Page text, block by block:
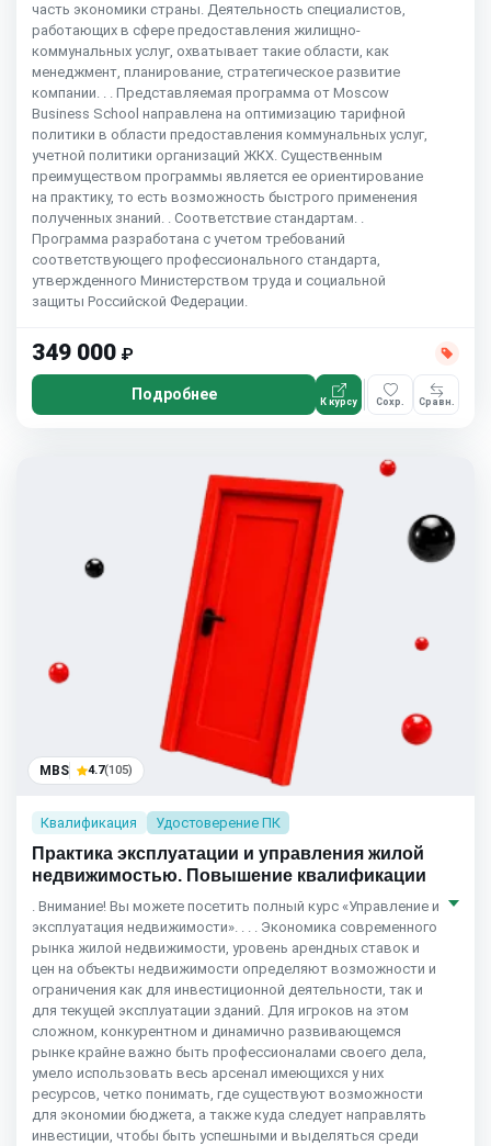
часть экономики страны. Деятельность специалистов,
работающих в сфере предоставления жилищно-
коммунальных услуг, охватывает такие области, как
менеджмент, планирование, стратегическое развитие
компании. . . Представляемая программа от Moscow
Business School направлена на оптимизацию тарифной
политики в области предоставления коммунальных услуг,
учетной политики организаций ЖКХ. Существенным
преимуществом программы является ее ориентирование
на практику, то есть возможность быстрого применения
полученных знаний. . Соответствие стандартам. .
Программа разработана с учетом требований
соответствующего профессионального стандарта,
утвержденного Министерством труда и социальной
защиты Российской Федерации.
349 000 ₽
Подробнее К курсу Сохр. Сравн.
MBS 4.7(105)
Квалификация Удостоверение ПК
Практика эксплуатации и управления жилой
недвижимостью. Повышение квалификации
. Внимание! Вы можете посетить полный курс «Управление и
эксплуатация недвижимости». . . . Экономика современного
рынка жилой недвижимости, уровень арендных ставок и
цен на объекты недвижимости определяют возможности и
ограничения как для инвестиционной деятельности, так и
для текущей эксплуатации зданий. Для игроков на этом
сложном, конкурентном и динамично развивающемся
рынке крайне важно быть профессионалами своего дела,
умело использовать весь арсенал имеющихся у них
ресурсов, четко понимать, где существуют возможности
для экономии бюджета, а также куда следует направлять
инвестиции, чтобы быть успешными и выделяться среди